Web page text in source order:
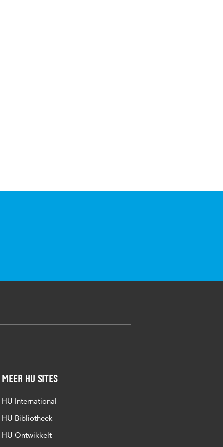
Meer HU sites
HU International
HU Bibliotheek
HU Ontwikkelt